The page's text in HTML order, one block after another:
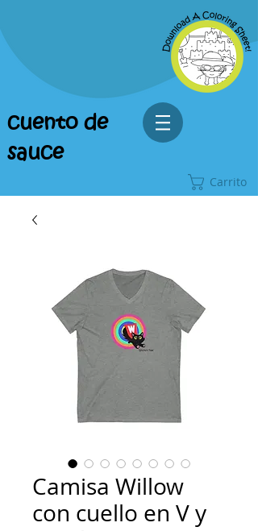
cuento de
sauce
Carrito
Camisa Willow
con cuello en V y